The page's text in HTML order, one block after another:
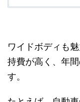
ワイドボディも
持費が高く、年
す。